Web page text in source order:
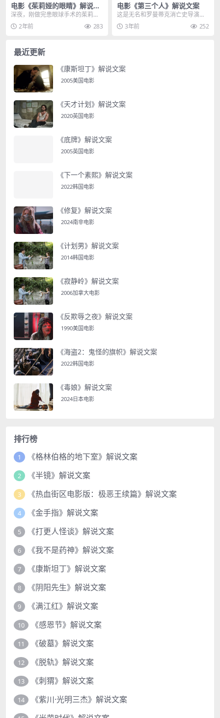
电影《茱莉娅的眼睛》解说文
案
深夜，刚做完患眼球手术的茱莉
娅，想上床睡觉，又不好意思，让
医院派来的男护工伊凡搀...
2年前 283
电影《第三个人》解说文案
这是无名和罗曼蒂克消亡史导演，
程耳执导的第一部银幕长片，也是
一部极具格调的国产悬...
3年前 252
最近更新
《康斯坦丁》解说文案
2005美国电影
《天才计划》解说文案
2020英国电影
《底牌》解说文案
2005英国电影
《下一个素熙》解说文案
2022韩国电影
《修复》解说文案
2024南非电影
《计划男》解说文案
2014韩国电影
《寂静岭》解说文案
2006加拿大电影
《反欺辱之夜》解说文案
1990美国电影
《海盗2：鬼怪的旗帜》解说文案
2022韩国电影
《毒娘》解说文案
2024日本电影
排行榜
1 《格林伯格的地下室》解说文案
2 《半镜》解说文案
3 《热血街区电影版：极恶王续篇》解说文案
4 《金手指》解说文案
5 《打更人怪谈》解说文案
6 《我不是药神》解说文案
7 《康斯坦丁》解说文案
8 《阴阳先生》解说文案
9 《满江红》解说文案
10 《感恩节》解说文案
11 《破墓》解说文案
12 《脱轨》解说文案
13 《刺猬》解说文案
14 《紫川·光明三杰》解说文案